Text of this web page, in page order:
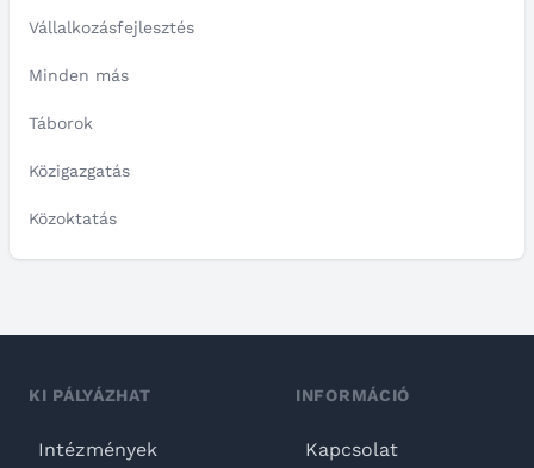
Vállalkozásfejlesztés
Minden más
Táborok
Közigazgatás
Közoktatás
KI PÁLYÁZHAT
Intézmények
INFORMÁCIÓ
Kapcsolat